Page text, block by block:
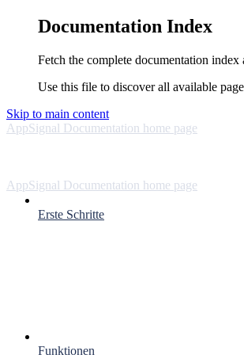
Documentation Index
Fetch the complete documentation index
Use this file to discover all available
Skip to main content
AppSignal Documentation home page
AppSignal Documentation home page
Erste Schritte
Funktionen